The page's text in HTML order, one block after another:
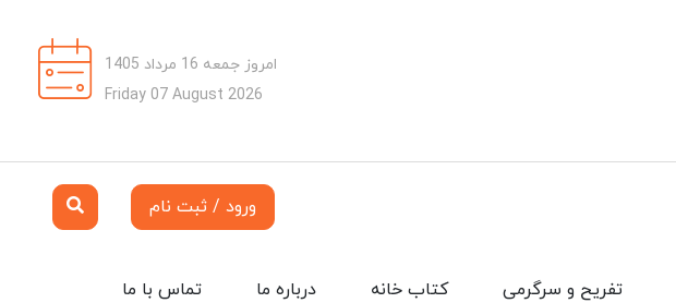
امروز جمعه 16 مرداد 1405
Friday 07 August 2026
ورود / ثبت نام
تماس با ما درباره ما کتاب خانه تفریح و سرگرمی